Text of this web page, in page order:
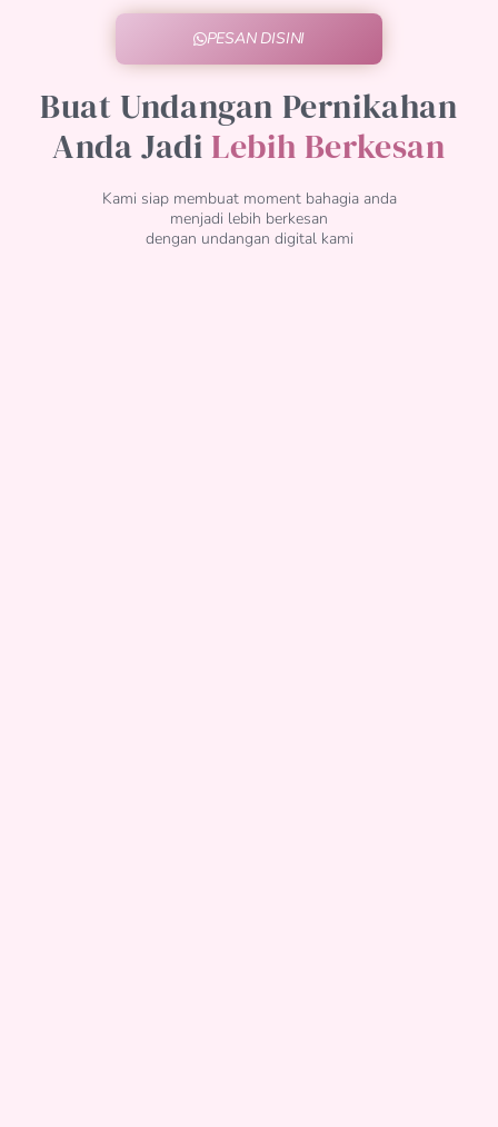
PESAN DISINI
Buat Undangan Pernikahan
Anda Jadi Lebih Berkesan
Kami siap membuat moment bahagia anda
menjadi lebih berkesan
dengan undangan digital kami